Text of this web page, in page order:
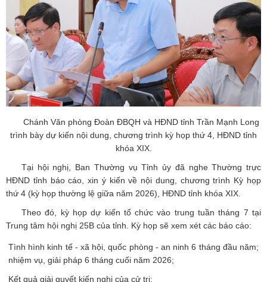
Chánh Văn phòng Đoàn ĐBQH và HĐND tỉnh Trần Mạnh Long
trình bày dự kiến nội dung, chương trình kỳ họp thứ 4, HĐND tỉnh
khóa XIX.
Tại hội nghị, Ban Thường vụ Tỉnh ủy đã nghe Thường trực
HĐND tỉnh báo cáo, xin ý kiến về nội dung, chương trình Kỳ họp
thứ 4 (kỳ họp thường lệ giữa năm 2026), HĐND tỉnh khóa XIX.
Theo đó, kỳ họp dự kiến tổ chức vào trung tuần tháng 7 tại
Trung tâm hội nghị 25B của tỉnh. Kỳ họp sẽ xem xét các báo cáo:
Tình hình kinh tế - xã hội, quốc phòng - an ninh 6 tháng đầu năm;
nhiệm vụ, giải pháp 6 tháng cuối năm 2026;
Kết quả giải quyết kiến nghị của cử tri;